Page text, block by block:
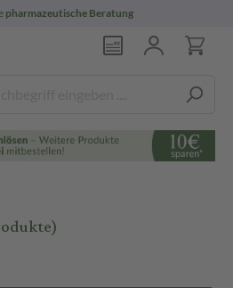
pharmazeutische Beratung